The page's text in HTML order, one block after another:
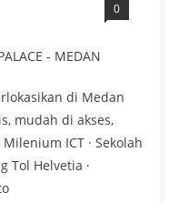
0
- MEDAN
di Medan
mudah di akses,
ICT · Sekolah
Tol Helvetia ·